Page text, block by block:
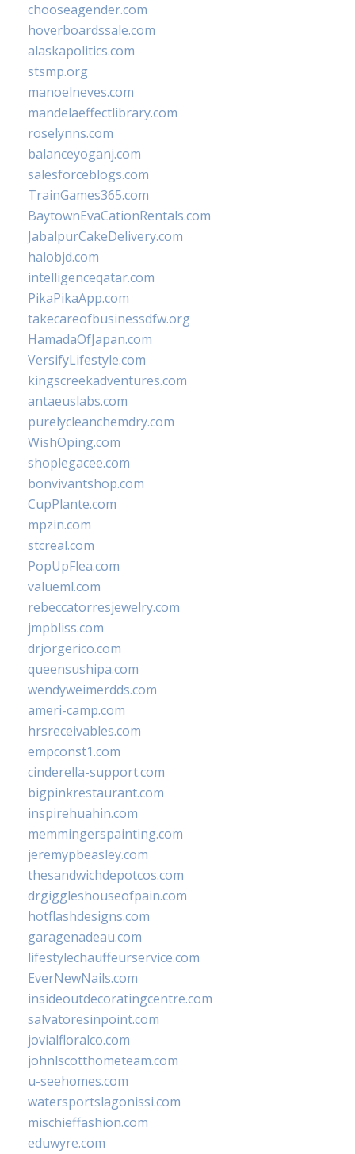
chooseagender.com
hoverboardssale.com
alaskapolitics.com
stsmp.org
manoelneves.com
mandelaeffectlibrary.com
roselynns.com
balanceyoganj.com
salesforceblogs.com
TrainGames365.com
BaytownEvaCationRentals.com
JabalpurCakeDelivery.com
halobjd.com
intelligenceqatar.com
PikaPikaApp.com
takecareofbusinessdfw.org
HamadaOfJapan.com
VersifyLifestyle.com
kingscreekadventures.com
antaeuslabs.com
purelycleanchemdry.com
WishOping.com
shoplegacee.com
bonvivantshop.com
CupPlante.com
mpzin.com
stcreal.com
PopUpFlea.com
valueml.com
rebeccatorresjewelry.com
jmpbliss.com
drjorgerico.com
queensushipa.com
wendyweimerdds.com
ameri-camp.com
hrsreceivables.com
empconst1.com
cinderella-support.com
bigpinkrestaurant.com
inspirehuahin.com
memmingerspainting.com
jeremypbeasley.com
thesandwichdepotcos.com
drgiggleshouseofpain.com
hotflashdesigns.com
garagenadeau.com
lifestylechauffeurservice.com
EverNewNails.com
insideoutdecoratingcentre.com
salvatoresinpoint.com
jovialfloralco.com
johnlscotthometeam.com
u-seehomes.com
watersportslagonissi.com
mischieffashion.com
eduwyre.com